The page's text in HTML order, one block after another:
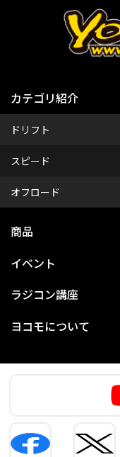
カテゴリ紹介
ドリフト
スピード
オフロード
商品
イベント
ラジコン講座
ヨコモについて